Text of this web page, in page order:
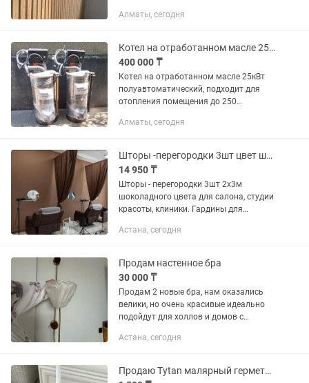
пленок очень большой.
способ отделки помещений...
Алматы, сегодня
Котел на отработанном масле 25кВт
400 000 ₸
Котел на отработанном масле 25кВт
полуавтоматический, подходит для
отопления помещения до 250
потолков до 3х метров. Отопление
производственного...
Алматы, сегодня
Шторы -перегородки 3шт цвет шоколад 2х3м плюс гардины в подарок. Жмите
14 950 ₸
Шторы - перегородки 3шт 2х3м
шоколадного цвета для салона, студии
красоты, клиники. Гардины для
Жмите на показать телефон или на
Астана, сегодня
Продам настенное бра
30 000 ₸
Продам 2 новые бра, нам оказались
велики, но очень красивые идеально
подойдут для холлов и домов с
Астана, сегодня
Продаю Tytan малярный герметик акриловый цвғт белый